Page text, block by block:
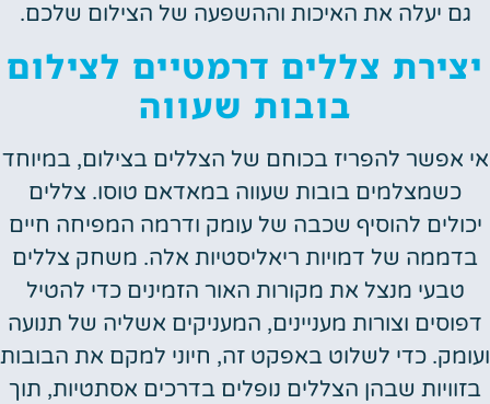
גם יעלה את האיכות וההשפעה של הצילום שלכם.
יצירת צללים דרמטיים לצילום
בובות שעווה
אי אפשר להפריז בכוחם של הצללים בצילום, במיוחד
כשמצלמים בובות שעווה במאדאם טוסו. צללים
יכולים להוסיף שכבה של עומק ודרמה המפיחה חיים
בדממה של דמויות ריאליסטיות אלה. משחק צללים
טבעי מנצל את מקורות האור הזמינים כדי להטיל
דפוסים וצורות מעניינים, המעניקים אשליה של תנועה
ועומק. כדי לשלוט באפקט זה, חיוני למקם את הבובות
בזוויות שבהן הצללים נופלים בדרכים אסתטיות, תוך